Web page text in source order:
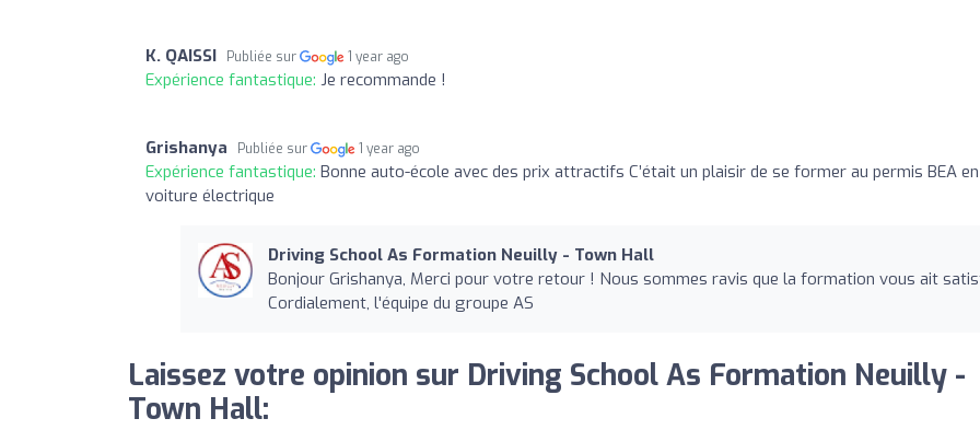
K. QAISSI Publiée sur 1 year ago
Expérience fantastique: Je recommande !
Grishanya Publiée sur 1 year ago
Expérience fantastique: Bonne auto-école avec des prix attractifs C’était un plaisir de se former au permis BEA en
voiture électrique
Driving School As Formation Neuilly - Town Hall
Bonjour Grishanya, Merci pour votre retour ! Nous sommes ravis que la formation vous ait
Cordialement, l'équipe du groupe AS
Laissez votre opinion sur Driving School As Formation Neuilly -
Town Hall: